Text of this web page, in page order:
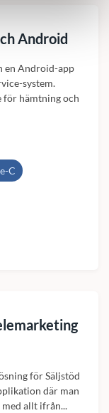
Android
en Android-app
system.
för hämtning och
C
för Säljstöd
där man
med allt ifrån...